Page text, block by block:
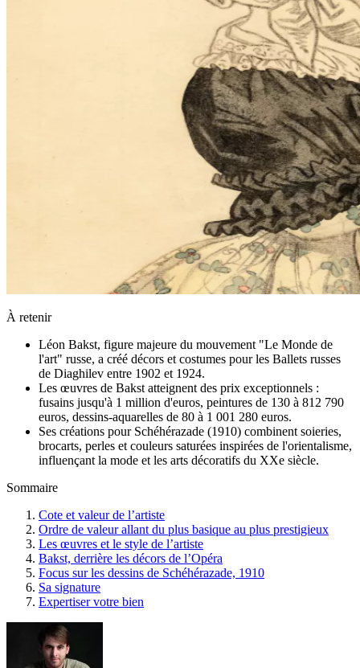
À retenir
Léon Bakst, figure majeure du mouvement "Le Monde de
l'art" russe, a créé décors et costumes pour les Ballets russes
de Diaghilev entre 1902 et 1924.
Les œuvres de Bakst atteignent des prix exceptionnels :
fusains jusqu'à 1 million d'euros, peintures de 130 à 812 790
euros, dessins-aquarelles de 80 à 1 001 280 euros.
Ses créations pour Schéhérazade (1910) combinent soieries,
brocarts, perles et couleurs saturées inspirées de l'orientalisme,
influençant la mode et les arts décoratifs du XXe siècle.
Sommaire
Cote et valeur de l’artiste
Ordre de valeur allant du plus basique au plus prestigieux
Les œuvres et le style de l’artiste
Bakst, derrière les décors de l’Opéra
Focus sur les dessins de Schéhérazade, 1910
Sa signature
Expertiser votre bien